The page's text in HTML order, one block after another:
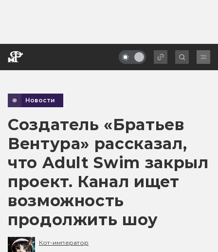
Новости
Создатель «Братьев
Вентура» рассказал,
что Adult Swim закрыл
проект. Канал ищет
возможность
продолжить шоу
Кот-император